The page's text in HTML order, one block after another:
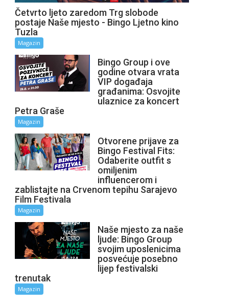
Četvrto ljeto zaredom Trg slobode
postaje Naše mjesto - Bingo Ljetno kino
Tuzla
Magazin
Bingo Group i ove
godine otvara vrata
VIP događaja
građanima: Osvojite
ulaznice za koncert
Petra Graše
Magazin
Otvorene prijave za
Bingo Festival Fits:
Odaberite outfit s
omiljenim
influencerom i
zablistajte na Crvenom tepihu Sarajevo
Film Festivala
Magazin
Naše mjesto za naše
ljude: Bingo Group
svojim uposlenicima
posvećuje posebno
lijep festivalski
trenutak
Magazin